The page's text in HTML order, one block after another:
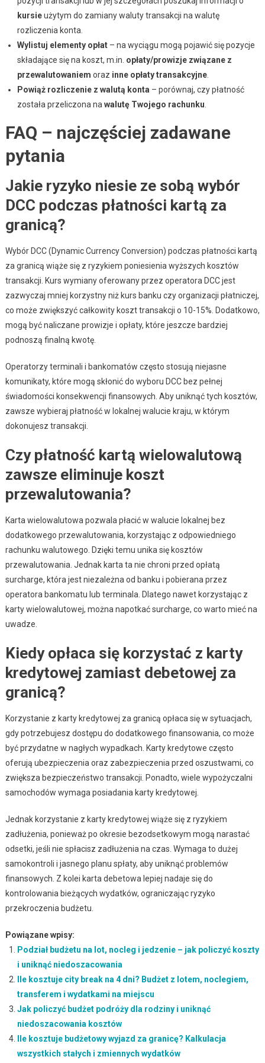
kursieużytym do zamiany waluty transakcji na walutę
rozliczenia konta.
Wylistuj elementy opłat– na wyciągu mogą pojawić się pozycje
składające się na koszt, m.in. opłaty/prowizje związane z
przewalutowaniem oraz inne opłaty transakcyjne.
Powiąż rozliczenie z walutą konta – porównaj, czy płatność
została przeliczona na walutę Twojego rachunku
FAQ – najczęściej zadawane
pytania
Jakie ryzyko niesie ze sobą wybór
DCC podczas płatności kartą za
granicą?
Wybór DCC (Dynamic Currency Conversion) podczas płatności kartą
za granicą wiąże się z ryzykiem poniesienia wyższych kosztów
transakcji. Kurs wymiany oferowany przez operatora DCC jest
zazwyczaj mniej korzystny niż kurs banku czy organizacji płatniczej,
co może zwiększyć całkowity koszt transakcji o 10-15%. Dodatkowo,
mogą być naliczane prowizje i opłaty, które jeszcze bardziej
podnoszą finalną kwotę.
Operatorzy terminali i bankomatów często stosują niejasne
komunikaty, które mogą skłonić do wyboru DCC bez pełnej
świadomości konsekwencji finansowych. Aby uniknąć tych kosztów,
zawsze wybieraj płatność w lokalnej walucie kraju, w którym
dokonujesz transakcji.
Czy płatność kartą wielowalutową
zawsze eliminuje koszt
przewalutowania?
Karta wielowalutowa pozwala płacić w walucie lokalnej bez
dodatkowego przewalutowania, korzystając z odpowiedniego
rachunku walutowego. Dzięki temu unika się kosztów
przewalutowania. Jednak karta ta nie chroni przed opłatą
surcharge, która jest niezależna od banku i pobierana przez
operatora bankomatu lub terminala. Dlatego nawet korzystając z
karty wielowalutowej, można napotkać surcharge, co warto mieć na
uwadze.
Kiedy opłaca się korzystać z karty
kredytowej zamiast debetowej za
granicą?
Korzystanie z karty kredytowej za granicą opłaca się w sytuacjach,
gdy potrzebujesz dostępu do dodatkowego finansowania, co może
być przydatne w nagłych wypadkach. Karty kredytowe często
oferują ubezpieczenia oraz zabezpieczenia przed oszustwami, co
zwiększa bezpieczeństwo transakcji. Ponadto, wiele wypożyczalni
samochodów wymaga posiadania karty kredytowej.
Jednak korzystanie z karty kredytowej wiąże się z ryzykiem
zadłużenia, ponieważ po okresie bezodsetkowym mogą narastać
odsetki, jeśli nie spłacisz zadłużenia na czas. Wymaga to dużej
samokontroli i jasnego planu spłaty, aby uniknąć problemów
finansowych. Z kolei karta debetowa lepiej nadaje się do
kontrolowania bieżących wydatków, ograniczając ryzyko
przekroczenia budżetu.
Powiązane wpisy:
Podział budżetu na lot, nocleg i jedzenie – jak policzyć koszty
i uniknąć niedoszacowania
Ile kosztuje city break na 4 dni? Budżet z lotem, noclegiem,
transferem i wydatkami na miejscu
Jak policzyć budżet podróży dla rodziny i uniknąć
niedoszacowania kosztów
Ile kosztuje budżetowy wyjazd za granicę? Kalkulacja
wszystkich stałych i zmiennych wydatków